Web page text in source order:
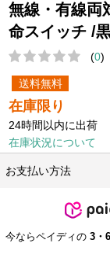
無線・有線両
命スイッチ /
(0)
送料無料
在庫限り
24時間以内に出荷
在庫状況について
お支払い方法
今ならペイディの 3・